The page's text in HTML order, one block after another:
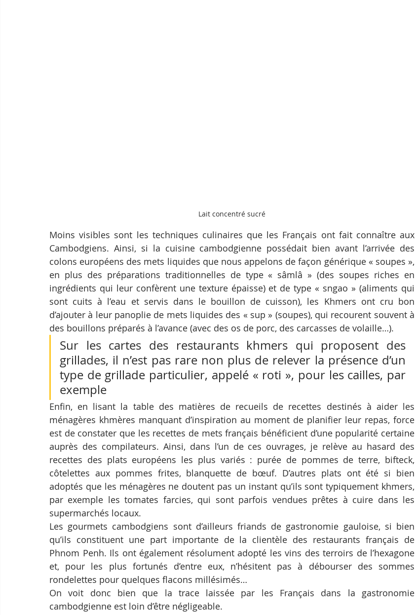
Lait concentré sucré
Moins visibles sont les techniques culinaires que les Français ont fait connaître aux
Cambodgiens. Ainsi, si la cuisine cambodgienne possédait bien avant l’arrivée des
colons européens des mets liquides que nous appelons de façon générique « soupes »,
en plus des préparations traditionnelles de type « sâmlâ » (des soupes riches en
ingrédients qui leur confèrent une texture épaisse) et de type « sngao » (aliments qui
sont cuits à l’eau et servis dans le bouillon de cuisson), les Khmers ont cru bon
d’ajouter à leur panoplie de mets liquides des « sup » (soupes), qui recourent souvent à
des bouillons préparés à l’avance (avec des os de porc, des carcasses de volaille…).
Sur les cartes des restaurants khmers qui proposent des
grillades, il n’est pas rare non plus de relever la présence d’un
type de grillade particulier, appelé « roti », pour les cailles, par
exemple
Enfin, en lisant la table des matières de recueils de recettes destinés à aider les
ménagères khmères manquant d’inspiration au moment de planifier leur repas, force
est de constater que les recettes de mets français bénéficient d’une popularité certaine
auprès des compilateurs. Ainsi, dans l’un de ces ouvrages, je relève au hasard des
recettes des plats européens les plus variés : purée de pommes de terre, bifteck,
côtelettes aux pommes frites, blanquette de bœuf. D’autres plats ont été si bien
adoptés que les ménagères ne doutent pas un instant qu’ils sont typiquement khmers,
par exemple les tomates farcies, qui sont parfois vendues prêtes à cuire dans les
supermarchés locaux.
Les gourmets cambodgiens sont d’ailleurs friands de gastronomie gauloise, si bien
qu’ils constituent une part importante de la clientèle des restaurants français de
Phnom Penh. Ils ont également résolument adopté les vins des terroirs de l’hexagone
et, pour les plus fortunés d’entre eux, n’hésitent pas à débourser des sommes
rondelettes pour quelques flacons millésimés…
On voit donc bien que la trace laissée par les Français dans la gastronomie
cambodgienne est loin d’être négligeable.